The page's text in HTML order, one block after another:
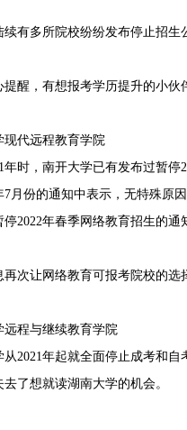
多所院校纷纷发布停止招生
，有想报考学历提升的小伙
代远程教育学院
，南开大学已有发布过暂停
份的通知中表示，无特殊原因
停2022年春季网络教育招生的通
让网络教育可报考院校的选
程与继续教育学院
年起就全面停止成考和自
了想就读湖南大学的机会。